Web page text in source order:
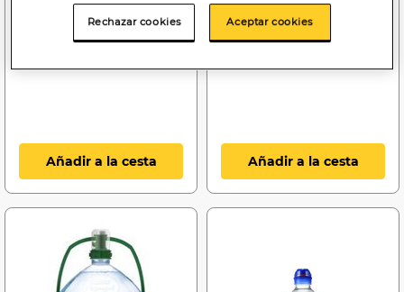
0,43€/litro
Agua mineral natural
Añadir a la cesta
1,58€/litro
Agua Aquarel botella
Añadir a la cesta
Rechazar cookies Aceptar cookies